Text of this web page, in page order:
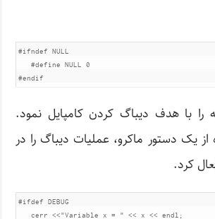
#ifndef NULL
   #define NULL 0
#endif
را با هدف دیباگ کردن کامپایل نمود.
از یک دستور ماکرو، عملیات دیباگ را در
کرد.
#ifdef DEBUG
   cerr <<"Variable x = " << x << endl;